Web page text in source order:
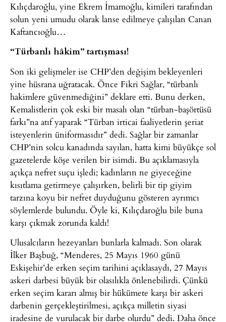
Kılıçdaroğlu, yine Ekrem İmamoğlu, kimileri tarafından
solun yeni umudu olarak lanse edilmeye çalışılan Canan
Kaftancıoğlu…
“Türbanlı hâkim” tartışması!
Son iki gelişmeler ise CHP’den değişim bekleyenleri
yine hüsrana uğratacak. Önce Fikri Sağlar, “türbanlı
hakimlere güvenmediğini” deklare etti. Bunu derken,
Kemalistlerin çok eski bir masalı olan “türban-başörtüsü
farkı”na atıf yaparak “Türban irticai faaliyetlerin şeriat
isteyenlerin üniformasıdır” dedi. Sağlar bir zamanlar
CHP’nin solcu kanadında sayılan, hatta kimi büyükçe sol
gazetelerde köşe verilen bir isimdi. Bu açıklamasıyla
açıkça nefret suçu işledi; kadınların ne giyeceğine
kısıtlama getirmeye çalışırken, belirli bir tip giyim
tarzına koyu bir nefret duyduğunu gösteren ayrımcı
söylemlerde bulundu. Öyle ki, Kılıçdaroğlu bile buna
karşı çıkmak zorunda kaldı!
Ulusalcıların hezeyanları bunlarla kalmadı. Son olarak
İlker Başbuğ, “Menderes, 25 Mayıs 1960 günü
Eskişehir’de erken seçim tarihini açıklasaydı, 27 Mayıs
askeri darbesi büyük bir olasılıkla önlenebilirdi. Çünkü
erken seçim kararı almış bir hükümete karşı bir askeri
darbenin gerçekleştirilmesi, açıkça milletin siyasi
iradesine de vurulacak bir darbe olurdu” dedi. Daha önce